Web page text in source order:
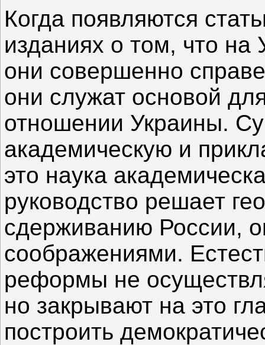
Когда появляются
изданиях о том, что на
они совершенно
они служат основой
отношении Украины.
академическую и
это наука
руководство решает
сдерживанию России,
соображениями.
реформы не
но закрывают на это
построить